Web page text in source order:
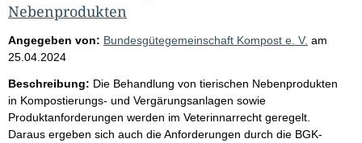
Nebenprodukten
Angegeben von: Bundesgütegemeinschaft Kompost e. V. am
25.04.2024
Beschreibung: Die Behandlung von tierischen Nebenprodukten
in Kompostierungs- und Vergärungsanlagen sowie
Produktanforderungen werden im Veterinnarrecht geregelt.
Daraus ergeben sich auch die Anforderungen durch die BGK-